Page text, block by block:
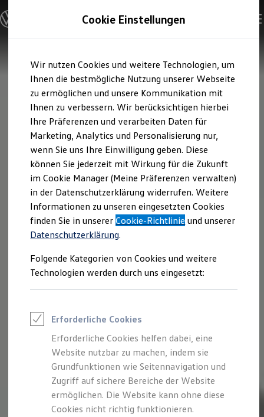
Hauptinhalt
springen
Footer
springen
Modelle und Konfigurator
Konfigurator
Modelle vergleichen
Elektroautos
ENERGY Sondermodelle
Nutzfahrzeuge
SUV und CUV
Familienautos
Kombis
Kompaktwagen
Sportwagen
Schnell verfügbare Fahrzeuge
Angebote und Produkte
Aktuelle Angebote
E-Auto-Förderung
Volkswagen Marktplatz
Die ENERGY Sondermodelle
Junge Gebrauchtwagen und Gebrauchtwagen
Volkswagen Zertifizierte Gebrauchtwagen
Elektromobilität bei Gebrauchtwagen
Saisonangebote
Reifenpakete
Leasing
Leasing-Angebote
Elektroauto Leasing
Kleinwagen-Leasing
Leasing ohne Anzahlung
Finanzierung
Autokredit mit Schlussrate
Versicherungen und Garantien
Kfz-Versicherung
Restschuldversicherungen
Garantien
Cookie Einstellungen
Wir nutzen Cookies und weitere Technologien, um
Ihnen die bestmögliche Nutzung unserer Webseite
zu ermöglichen und unsere Kommunikation mit
Ihnen zu verbessern. Wir berücksichtigen hierbei
Ihre Präferenzen und verarbeiten Daten für
Marketing, Analytics und Personalisierung nur,
wenn Sie uns Ihre Einwilligung geben. Diese
können Sie jederzeit mit Wirkung für die Zukunft
im Cookie Manager (Meine Präferenzen verwalten)
in der Datenschutzerklärung widerrufen. Weitere
Informationen zu unseren eingesetzten Cookies
finden Sie in unsererCookie-Richtlinie und unserer
Datenschutzerklärung.
Folgende Kategorien von Cookies und weitere
Technologien werden durch uns eingesetzt:
Erforderliche Cookies
Erforderliche Cookies helfen dabei, eine
Website nutzbar zu machen, indem sie
Grundfunktionen wie Seitennavigation und
Zugriff auf sichere Bereiche der Website
ermöglichen. Die Website kann ohne diese
Cookies nicht richtig funktionieren.